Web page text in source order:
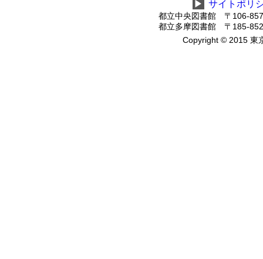
▶ サイトポリ
都立中央図書館 〒106-
都立多摩図書館 〒185-
Copyright © 2015 東